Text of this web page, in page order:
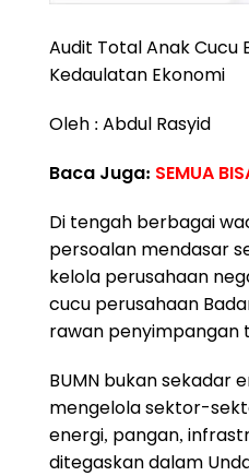
Audit Total Anak Cucu
Kedaulatan Ekonomi
Oleh : Abdul Rasyid
Baca Juga: SEMUA
Di tengah berbagai
persoalan mendasar
kelola perusahaan
cucu perusahaan
rawan penyimpangan
BUMN bukan sekadar
mengelola sektor-
energi, pangan,
ditegaskan dalam